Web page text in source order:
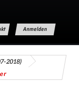
Anmelden
2018)